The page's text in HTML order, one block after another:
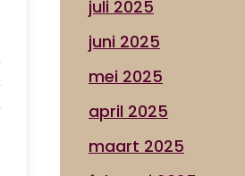
juli 2025
juni 2025
mei 2025
april 2025
maart 2025